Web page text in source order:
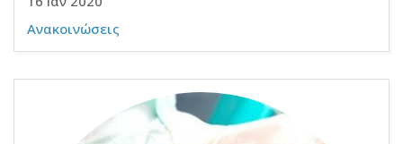
Ανακοινώσεις